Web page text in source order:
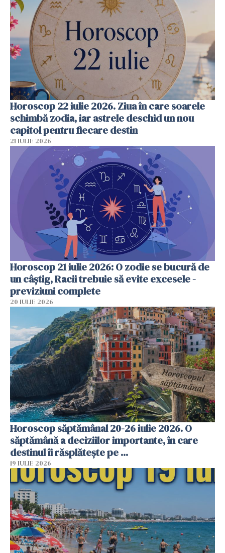
Horoscop 22 iulie 2026. Ziua în care soarele
schimbă zodia, iar astrele deschid un nou
capitol pentru fiecare destin
21 IULIE 2026
Horoscop 21 iulie 2026: O zodie se bucură de
un câștig, Racii trebuie să evite excesele -
previziuni complete
20 IULIE 2026
Horoscop săptămânal 20-26 iulie 2026. O
săptămână a deciziilor importante, în care
destinul îi răsplătește pe ...
19 IULIE 2026